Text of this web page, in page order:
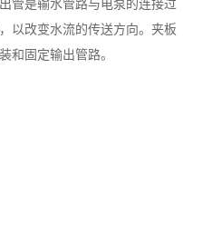
管是输水管路与电泵的连接过
以改变水流的传送方向。夹板
和固定输出管路。